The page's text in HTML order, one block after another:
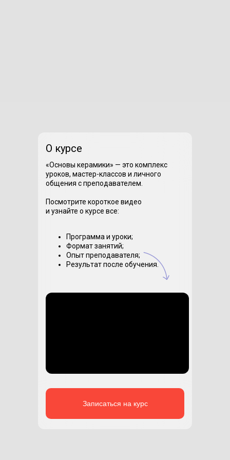
О курсе
«Основы керамики» — это комплекс
уроков, мастер-классов и личного
общения с преподавателем.
Посмотрите короткое видео
и узнайте о курсе все:
Программа и уроки;
Формат занятий;
Опыт преподавателя;
Результат после обучения.
Записаться на курс